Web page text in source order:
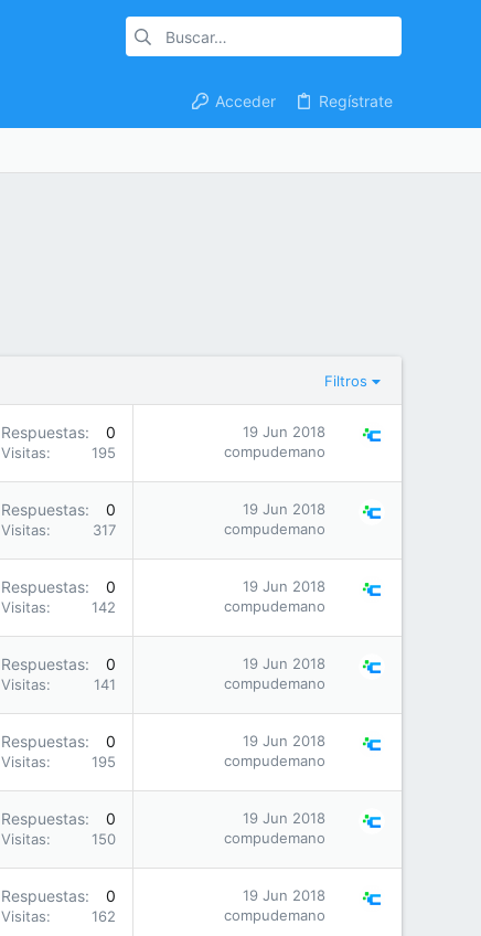
Acceder Regístrate
Filtros
Respuestas 0
Visitas 195
19 Jun 2018
compudemano
Respuestas 0
Visitas 317
19 Jun 2018
compudemano
Respuestas 0
Visitas 142
19 Jun 2018
compudemano
Respuestas 0
Visitas 141
19 Jun 2018
compudemano
Respuestas 0
Visitas 195
19 Jun 2018
compudemano
Respuestas 0
Visitas 150
19 Jun 2018
compudemano
Respuestas 0
Visitas 162
19 Jun 2018
compudemano